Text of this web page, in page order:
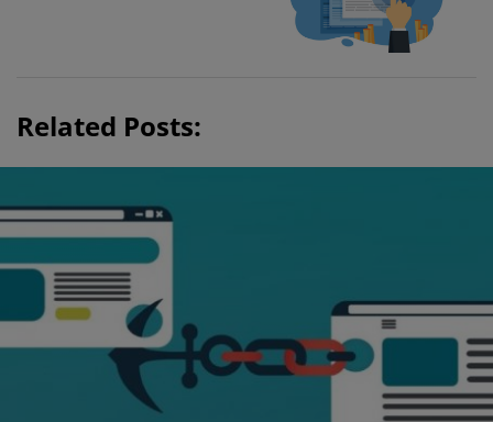
i
o
n
Related Posts: